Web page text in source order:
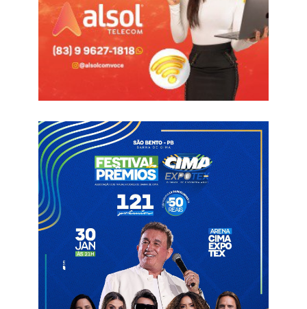
Informações com A Notícia Bom Sucesso
Ver essa foto no Instagram